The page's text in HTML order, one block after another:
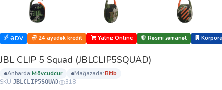
ƏDV 24 ayadək kredit Yalnız Online Rəsmi zəmanət
JBL CLIP 5 Squad (JBLCLIP5SQUAD)
anbarda: mövcuddur mağazada:
bi̇ti̇b
SKU:JBLCLIP5SQUAD 318